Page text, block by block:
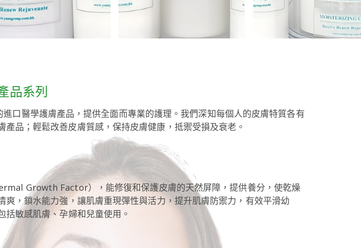
品系列
口醫學護膚產品，提供全面而專業的護理。我們深知每個人的皮膚特質各有
品；輕鬆改善皮膚質感，保持皮膚健康，抵禦受損及衰老。
Growth Factor），能修復和保護皮膚的天然屏障，提供養分，使乾燥
爽，鎖水能力強，讓肌膚重現彈性與活力，提升肌膚防禦力，有效平滑幼
括敏感肌膚、孕婦和兒童使用。